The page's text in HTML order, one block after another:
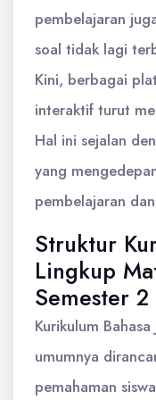
pembelajaran
soal tidak lagi
Kini, berbagai
interaktif turut
Hal ini sejalan
yang
pembelajaran
Struktur
Lingkup
Semester 2
Kurikulum
umumnya
pemahaman